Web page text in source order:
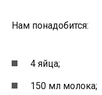
Нам понадобится:
4 яйца;
150 мл молока;